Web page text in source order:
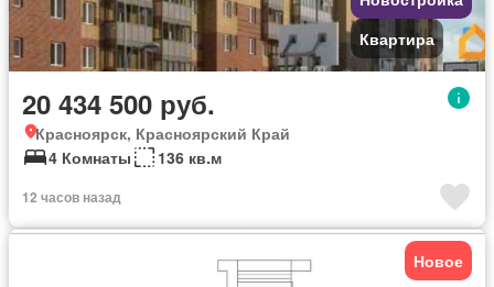
Квартира
20 434 500 руб.
Красноярск, Красноярский Край
4 Комнаты
136 кв.м
12 часов назад
Новое